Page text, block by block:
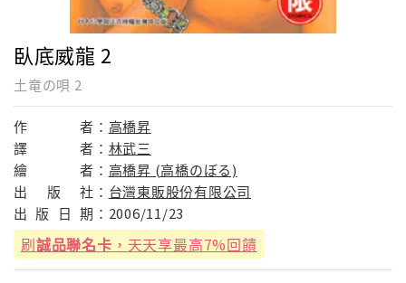
臥底威龍 2
土竜の唄 2
作 者： 高橋昇
譯
者： 林武三
繪
者： 高橋昇 (高橋のぼる)
出
版 社： 台灣東販股份有限公司
出 版 日 期： 2006/11/23
刷誠品聯名卡 ，天天享最高7%回饋